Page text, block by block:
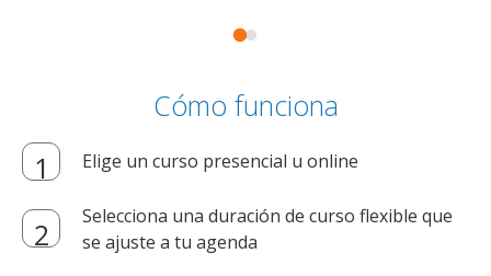
Cómo funciona
Elige un curso presencial u online
Selecciona una duración de curso flexible que
se ajuste a tu agenda